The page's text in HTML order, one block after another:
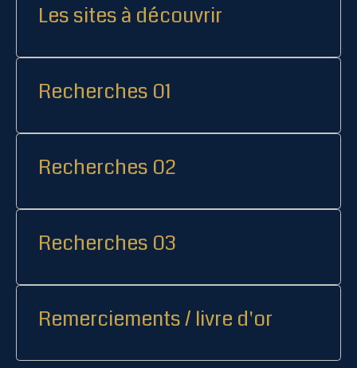
Les sites à découvrir
Recherches 01
Recherches 02
Recherches 03
Remerciements / livre d'or